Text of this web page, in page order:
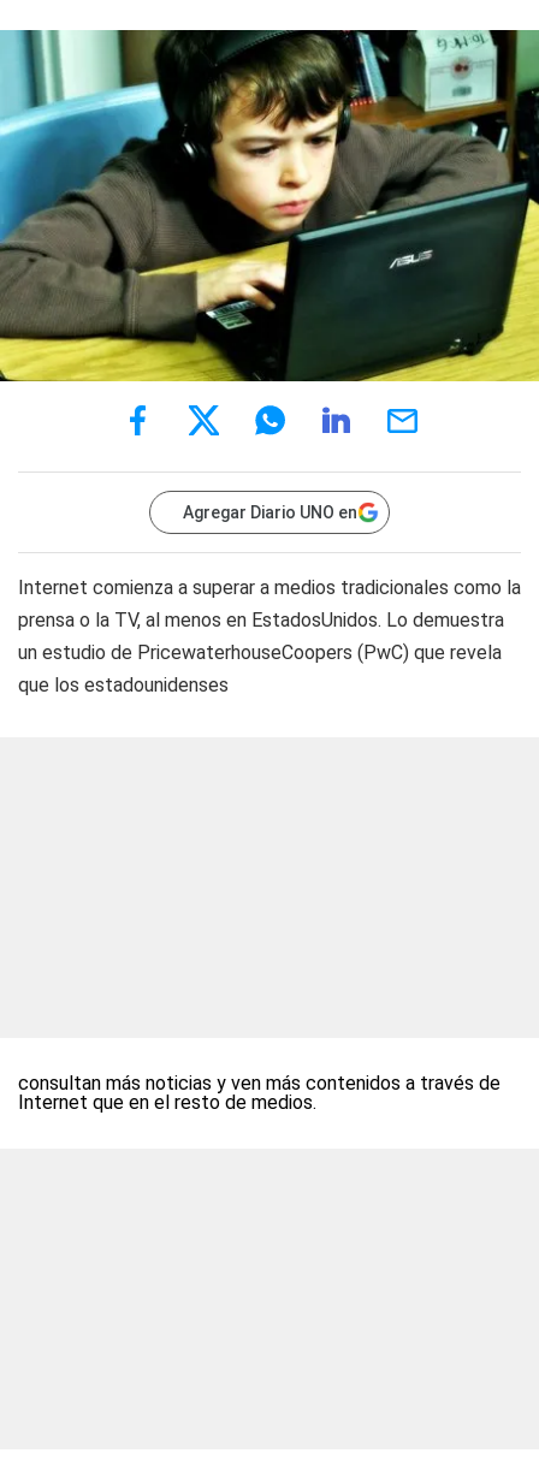
Agregar Diario UNO en
Internet comienza a superar a medios tradicionales como la
prensa o la TV, al menos en EstadosUnidos. Lo demuestra
un estudio de PricewaterhouseCoopers (PwC) que revela
que los estadounidenses
consultan más noticias y ven más contenidos a través de
Internet que en el resto de medios.